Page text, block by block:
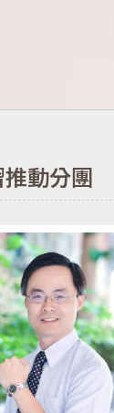
動分團